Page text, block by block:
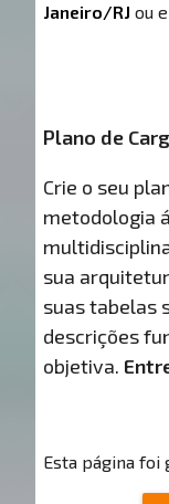
Janeiro/RJ ou
Plano de
Crie o seu
metodologia
sua
suas tabelas
descrições
objetiva.
Esta página